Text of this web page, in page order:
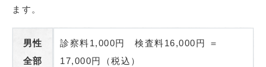
ます。
男性
全部
診察料1,000円 検査料16,000円 ＝
17,000円（税込）